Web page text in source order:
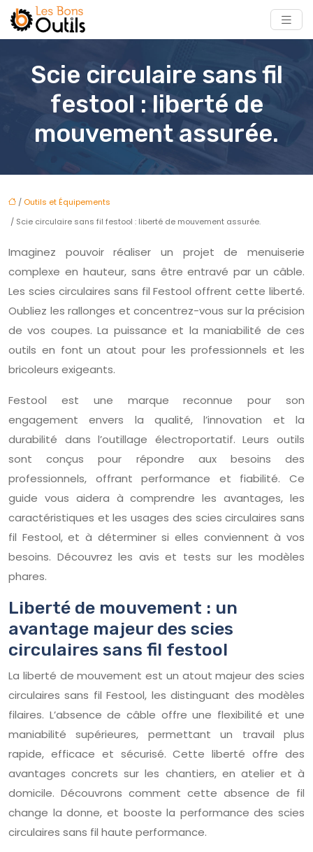
Scie circulaire sans fil
festool : liberté de
mouvement assurée.
/ Outils et Équipements
/ Scie circulaire sans fil festool : liberté de mouvement assurée.
Imaginez pouvoir réaliser un projet de menuiserie
complexe en hauteur, sans être entravé par un câble.
Les scies circulaires sans fil Festool offrent cette liberté.
Oubliez les rallonges et concentrez-vous sur la précision
de vos coupes. La puissance et la maniabilité de ces
outils en font un atout pour les professionnels et les
bricoleurs exigeants.
Festool est une marque reconnue pour son
engagement envers la qualité, l’innovation et la
durabilité dans l’outillage électroportatif. Leurs outils
sont conçus pour répondre aux besoins des
professionnels, offrant performance et fiabilité. Ce
guide vous aidera à comprendre les avantages, les
caractéristiques et les usages des scies circulaires sans
fil Festool, et à déterminer si elles conviennent à vos
besoins. Découvrez les avis et tests sur les modèles
phares.
Liberté de mouvement : un
avantage majeur des scies
circulaires sans fil festool
La liberté de mouvement est un atout majeur des scies
circulaires sans fil Festool, les distinguant des modèles
filaires. L’absence de câble offre une flexibilité et une
maniabilité supérieures, permettant un travail plus
rapide, efficace et sécurisé. Cette liberté offre des
avantages concrets sur les chantiers, en atelier et à
domicile. Découvrons comment cette absence de fil
change la donne, et booste la performance des scies
circulaires sans fil haute performance.